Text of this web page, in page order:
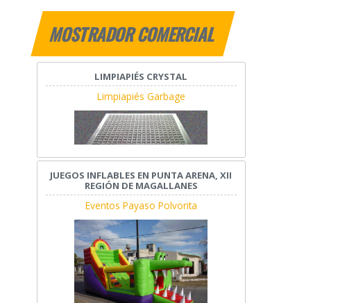
MOSTRADOR COMERCIAL
LIMPIAPIÉS CRYSTAL
Limpiapiés Garbage
JUEGOS INFLABLES EN PUNTA ARENA, XII
REGIÓN DE MAGALLANES
Eventos Payaso Polvorita